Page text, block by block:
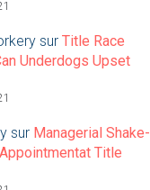
sur Title Race
Underdogs Upset
sur Managerial Shake-
Title